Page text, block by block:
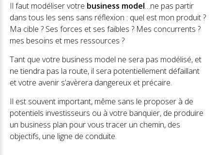
Il faut modéliser votre business model…ne pas partir
dans tous les sens sans réflexion : quel est mon produit ?
Ma cible ? Ses forces et ses faibles ? Mes concurrents ?
mes besoins et mes ressources ?
Tant que votre business model ne sera pas modélisé, et
ne tiendra pas la route, il sera potentiellement défaillant
et votre avenir s’avèrera dangereux et précaire.
Il est souvent important, même sans le proposer à de
potentiels investisseurs ou à votre banquier, de produire
un business plan pour vous tracer un chemin, des
objectifs, une ligne de conduite.